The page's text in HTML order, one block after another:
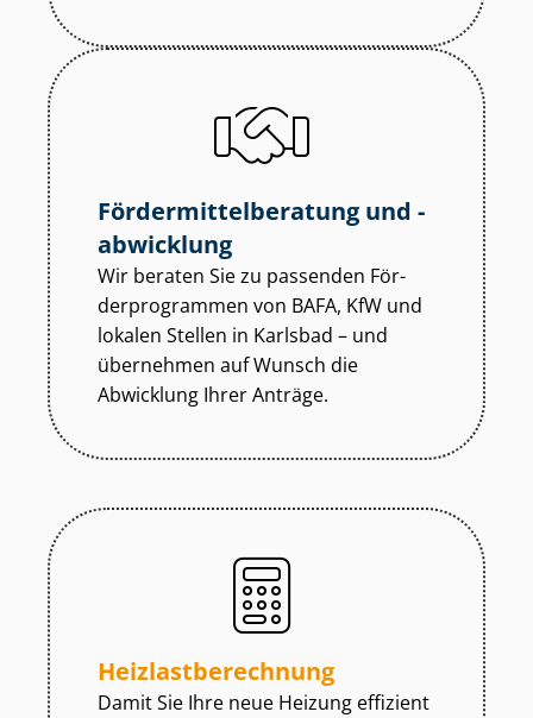
För­der­mit­tel­be­ra­tung und -
abwicklung
Wir beraten Sie zu passenden För­
der­pro­gram­men von BAFA, KfW und
lokalen Stellen in Karlsbad – und
übernehmen auf Wunsch die
Abwicklung Ihrer Anträge.
Heiz­last­be­rech­nung
Damit Sie Ihre neue Heizung effizient